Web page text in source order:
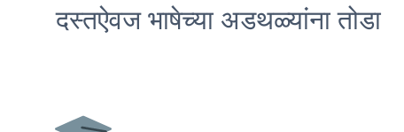
दस्तऐवज भाषेच्या अडथळ्यांना तोडा